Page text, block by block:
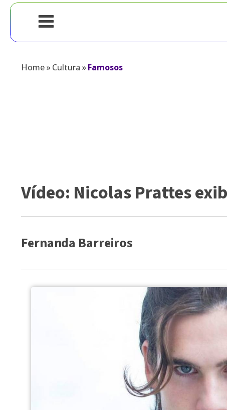
Home»Cultura »Famosos
Vídeo: Nicolas Prattes
Fernanda Barreiros